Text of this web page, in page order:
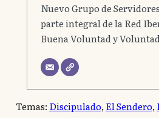
Nuevo Grupo de
parte integral de la Red
Buena Voluntad y
Temas: Discipulado, El Sendero,